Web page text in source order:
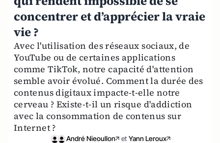
concentrer et d’apprécier la vraie
vie ?
Avec l'utilisation des réseaux sociaux, de
YouTube ou de certaines applications
comme TikTok, notre capacité d'attention
semble avoir évolué. Comment la durée des
contenus digitaux impacte-t-elle notre
cerveau ? Existe-t-il un risque d'addiction
avec la consommation de contenus sur
Internet ?
André Nieoullon et Yann Leroux